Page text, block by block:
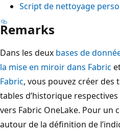
Script de nettoyage
Remarks
Dans les deux bases de
la mise en miroir dans Fabric
Fabric, vous pouvez créer des
tables d’historique
vers Fabric OneLake. Pour
autour de la définition de